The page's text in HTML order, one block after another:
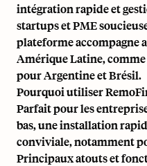
intégration rapide et
startups et PME
plateforme accompagne
Amérique Latine,
pourArgentineetBrésil.
Pourquoi utiliser
Parfait pour les
bas, une installation
conviviale, notamment
Principaux atouts et